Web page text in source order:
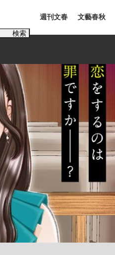
明かす...
検索
週刊文春 文藝春秋